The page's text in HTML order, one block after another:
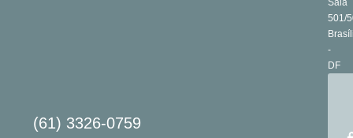
(61) 3326-0759
Sala
501/
-
DF